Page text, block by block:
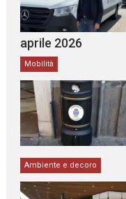
aprile 2026
Mobilità
Ambiente e decoro